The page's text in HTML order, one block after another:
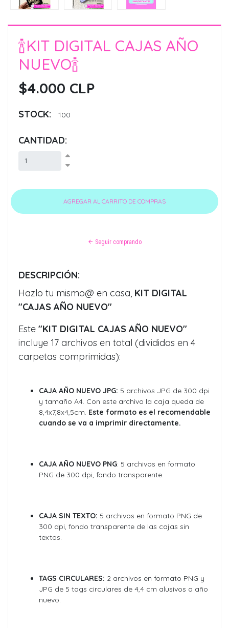
🍾KIT DIGITAL CAJAS AÑO
NUEVO🍾
$4.000 CLP
STOCK: 100
CANTIDAD:
Seguir comprando
DESCRIPCIÓN:
Hazlo tu mismo@ en casa, KIT DIGITAL
"CAJAS AÑO NUEVO"
Este "KIT DIGITAL CAJAS AÑO NUEVO"
incluye 17 archivos en total (divididos en 4
carpetas comprimidas):
CAJA AÑO NUEVO JPG: 5 archivos JPG de 300 dpi
y tamaño A4. Con este archivo la caja queda de
8,4x7,8x4,5cm. Este formato es el recomendable
cuando se va a imprimir directamente.
CAJA AÑO NUEVO PNG: 5 archivos en formato
PNG de 300 dpi, fondo transparente.
CAJA SIN TEXTO: 5 archivos en formato PNG de
300 dpi, fondo transparente de las cajas sin
textos.
TAGS CIRCULARES: 2 archivos en formato PNG y
JPG de 5 tags circulares de 4,4 cm alusivos a año
nuevo.